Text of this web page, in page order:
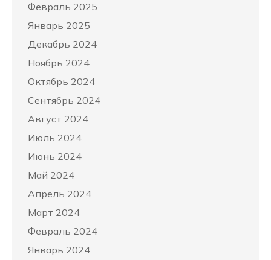
Февраль 2025
Январь 2025
Декабрь 2024
Ноябрь 2024
Октябрь 2024
Сентябрь 2024
Август 2024
Июль 2024
Июнь 2024
Май 2024
Апрель 2024
Март 2024
Февраль 2024
Январь 2024